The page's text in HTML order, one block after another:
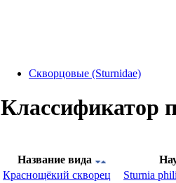
Скворцовые (Sturnidae)
Классификатор
Название вида
Краснощёкий скворец
Sturnia